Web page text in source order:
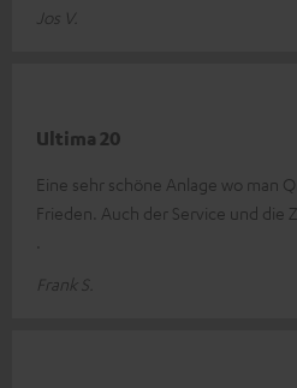
Jos V.
Ultima 20
Eine sehr schöne Anlage wo man
Frieden. Auch der Service und die
Frank S.